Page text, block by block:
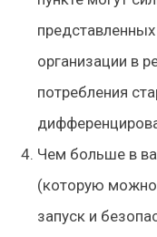
организации в
потребления
Чем больше в
(которую можно
запуск и